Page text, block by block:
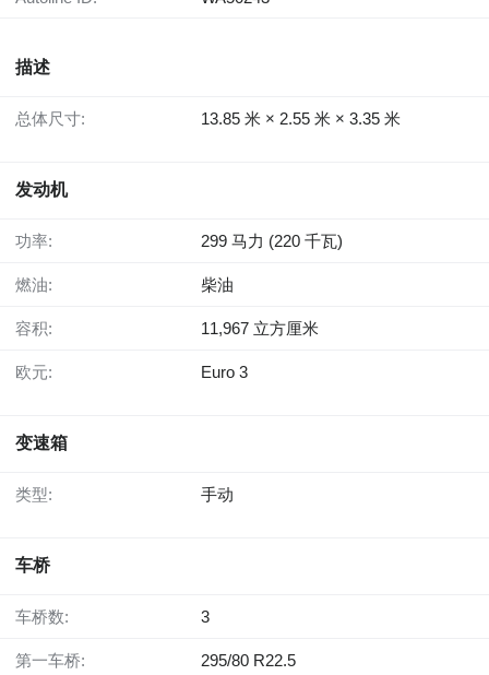
描述
总体尺寸: 13.85 米 × 2.55 米 × 3.35 米
发动机
功率: 299 马力 (220 千瓦)
燃油: 柴油
容积: 11,967 立方厘米
欧元: Euro 3
变速箱
类型: 手动
车桥
车桥数: 3
第一车桥: 295/80 R22.5